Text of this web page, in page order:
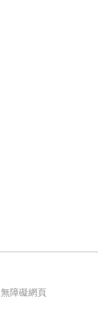
無障礙網頁